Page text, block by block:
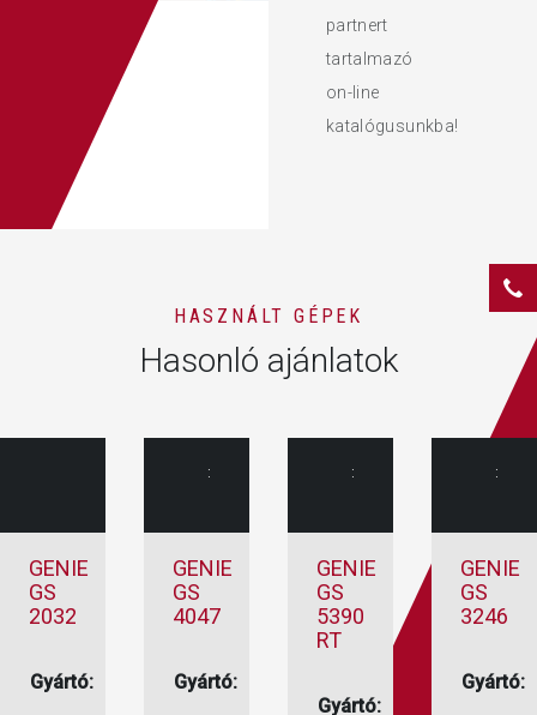
partnert
tartalmazó
on-line
katalógusunkba!
HASZNÁLT GÉPEK
Hasonló ajánlatok
GENIE
GS
2032
Gyártó: Genie
:
GENIE
GS
4047
Gyártó:
:
GENIE
GS
5390
RT
Gyártó:
:
GENIE
GS
3246
Gyártó: